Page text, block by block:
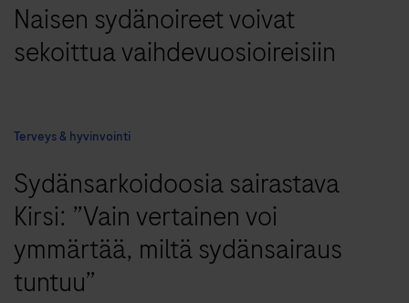
Naisen sydänoireet voivat
sekoittua vaihdevuosioireisiin
Terveys & hyvinvointi
Sydänsarkoidoosia sairastava
Kirsi: ”Vain vertainen voi
ymmärtää, miltä sydänsairaus
tuntuu”